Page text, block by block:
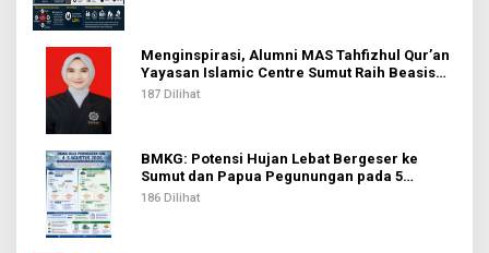
Menginspirasi, Alumni MAS Tahfizhul Qur’an
Yayasan Islamic Centre Sumut Raih Beasiswa
BIB Kemenag
187 Dilihat
BMKG: Potensi Hujan Lebat Bergeser ke
Sumut dan Papua Pegunungan pada 5
Agustus
186 Dilihat